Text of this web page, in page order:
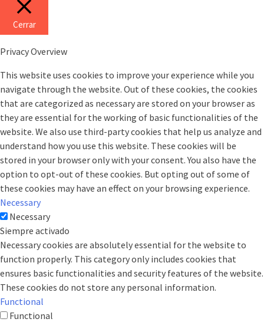
Cerrar
Privacy Overview
This website uses cookies to improve your experience while you
navigate through the website. Out of these cookies, the cookies
that are categorized as necessary are stored on your browser as
they are essential for the working of basic functionalities of the
website. We also use third-party cookies that help us analyze and
understand how you use this website. These cookies will be
stored in your browser only with your consent. You also have the
option to opt-out of these cookies. But opting out of some of
these cookies may have an effect on your browsing experience.
Necessary
Necessary
Siempre activado
Necessary cookies are absolutely essential for the website to
function properly. This category only includes cookies that
ensures basic functionalities and security features of the website.
These cookies do not store any personal information.
Functional
Functional